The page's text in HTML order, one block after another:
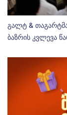
გალტ &
ბაზრის კვლევა